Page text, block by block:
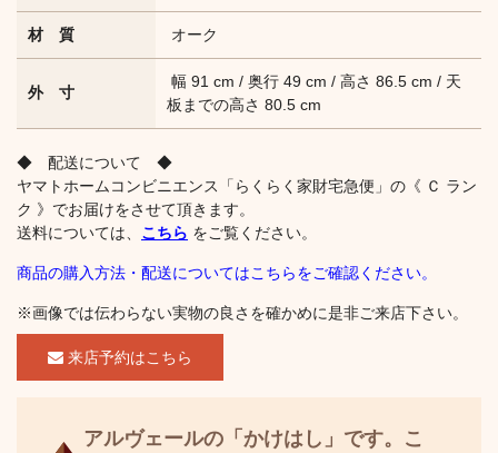
材 質 オーク
外 寸
幅 91 cm / 奥行 49 cm / 高さ 86.5 cm / 天
板までの高さ 80.5 cm
◆ 配送について ◆
ヤマトホームコンビニエンス「らくらく家財宅急便」の《 Ｃ ラン
ク 》でお届けをさせて頂きます。
送料については、 こちら をご覧ください。
商品の購入方法・配送についてはこちらをご確認ください。
※画像では伝わらない実物の良さを確かめに是非ご来店下さい。
来店予約はこちら
アルヴェールの「かけはし」です。こ